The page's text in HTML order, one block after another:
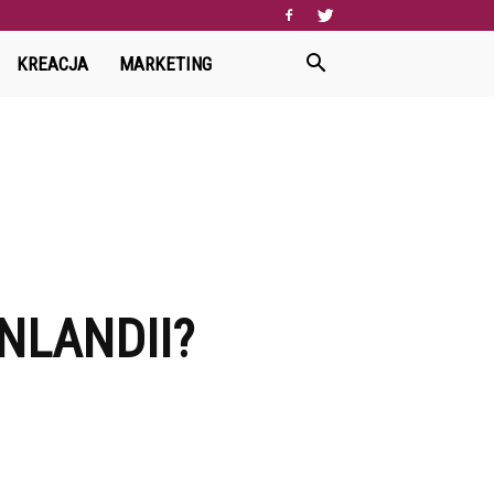
KREACJA MARKETING